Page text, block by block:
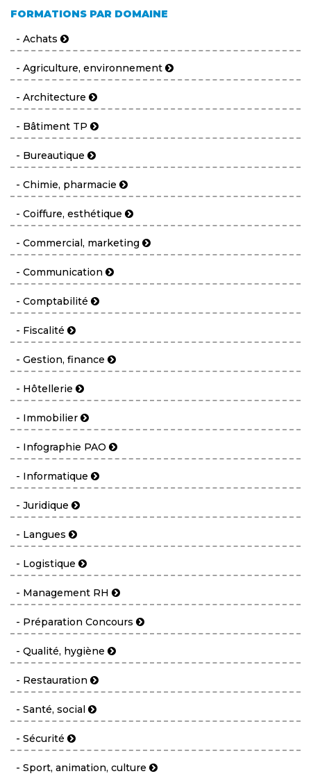
FORMATIONS PAR DOMAINE
- Achats
- Agriculture, environnement
- Architecture
- Bâtiment TP
- Bureautique
- Chimie, pharmacie
- Coiffure, esthétique
- Commercial, marketing
- Communication
- Comptabilité
- Fiscalité
- Gestion, finance
- Hôtellerie
- Immobilier
- Infographie PAO
- Informatique
- Juridique
- Langues
- Logistique
- Management RH
- Préparation Concours
- Qualité, hygiène
- Restauration
- Santé, social
- Sécurité
- Sport, animation, culture